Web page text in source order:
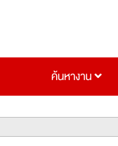
ค้นหางาน